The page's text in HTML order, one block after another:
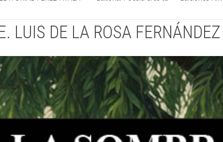
LUIS DE LA ROSA FERNÁNDEZ